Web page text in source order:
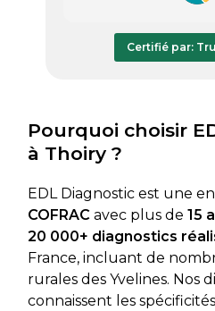
Le rapport de
transmis dès le
Certifié par:
Pourquoi choisir
à Thoiry ?
EDL Diagnostic est une
COFRACavec plus de 15
20 000+ diagnostics
France, incluant de
rurales des Yvelines. Nos
connaissent les